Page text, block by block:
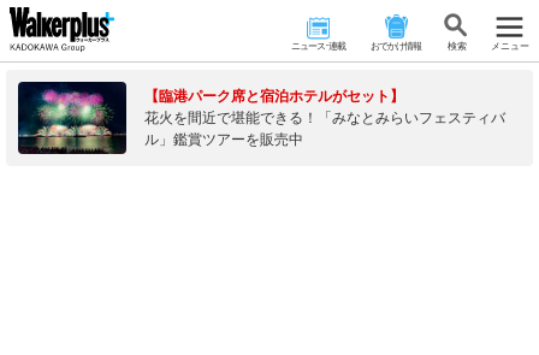
ニュース･連載 おでかけ情報 検 索 メニュー
【臨港パーク席と宿泊ホテルがセット】
花火を間近で堪能できる！「みなとみらいフェスティバ
ル」鑑賞ツアーを販売中